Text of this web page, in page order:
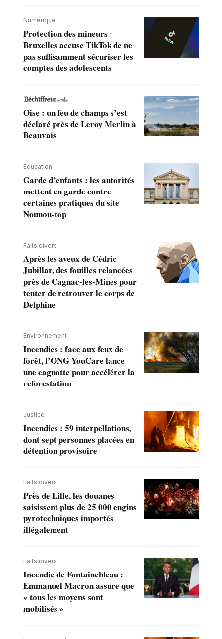
Numérique
Protection des mineurs :
Bruxelles accuse TikTok de ne
pas suffisamment sécuriser les
comptes des adolescents
Oise : un feu de champs s’est
déclaré près de Leroy Merlin à
Beauvais
Éducation
Garde d’enfants : les autorités
mettent en garde contre
certaines pratiques du site
Nounou-top
Faits divers
Après les aveux de Cédric
Jubillar, des fouilles relancées
près de Cagnac-les-Mines pour
tenter de retrouver le corps de
Delphine
Environnement
Incendies : face aux feux de
forêt, l’ONG YouCare lance
une cagnotte pour accélérer la
reforestation
Justice
Incendies : 59 interpellations,
dont sept personnes placées en
détention provisoire
Faits divers
Près de Lille, les douanes
saisissent plus de 25 000 engins
pyrotechniques importés
illégalement
Faits divers
Incendie de Fontainebleau :
Emmanuel Macron assure que
« tous les moyens sont
mobilisés »